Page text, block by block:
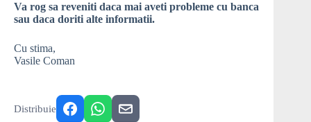
Va rog sa reveniti daca mai aveti probleme cu banca
sau daca doriti alte informatii.
Cu stima,
Vasile Coman
Distribuie